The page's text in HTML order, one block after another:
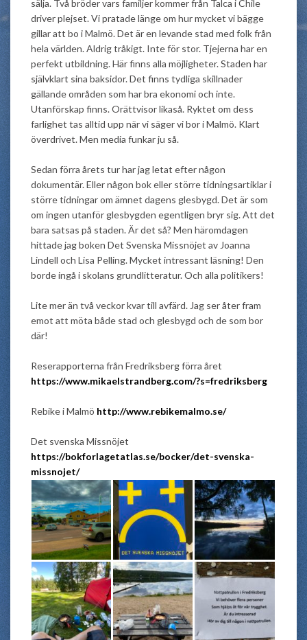
sälja. Två bröder vars familjer kommer från Talca i Chile
driver plejset. Vi pratade länge om hur mycket vi bägge
gillar att bo i Malmö. Det är en levande stad med folk från
hela världen. Aldrig tråkigt. Inte för stor. Tjejerna har en
perfekt utbildning. Här finns alla möjligheter. Staden har
självklart sina baksidor. Det finns tydliga skillnader
gällande områden som har bra ekonomi och inte.
Utanförskap finns. Orättvisor likaså. Ryktet om dess
farlighet tas alltid upp när vi säger vi bor i Malmö. Klart
överdrivet. Men media funkar ju så.
Sedan förra årets tur har jag letat efter någon
dokumentär. Eller någon bok eller större tidningsartiklar i
större tidningar om ämnet dagens glesbygd. Det är som
om ingen utanför glesbygden egentligen bryr sig. Att det
bara satsas på staden. Är det så? Men häromdagen
hittade jag boken Det Svenska Missnöjet av Joanna
Lindell och Lisa Pelling. Mycket intressant läsning! Den
borde ingå i skolans grundlitteratur. Och alla politikers!
Lite mer än två veckor kvar till avfärd. Jag ser åter fram
emot att möta både stad och glesbygd och de som bor
där!
Reserapporterna från Fredriksberg förra året
https://www.mikaelstrandberg.com/?s=fredriksberg
Rebike i Malmö http://www.rebikemalmo.se/
Det svenska Missnöjet
https://bokforlagetatlas.se/bocker/det-svenska-
missnojet/